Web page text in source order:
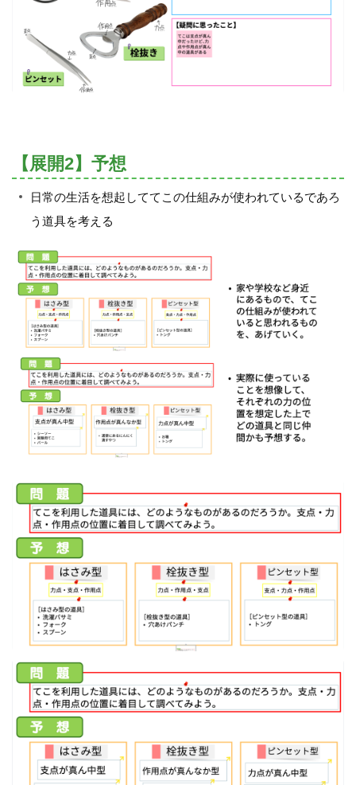
【展開2】予想
日常の生活を想起しててこの仕組みが使われているであろ
う道具を考える